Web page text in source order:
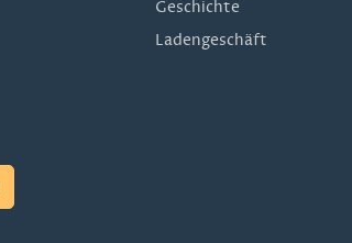
Geschichte
Ladengeschäft